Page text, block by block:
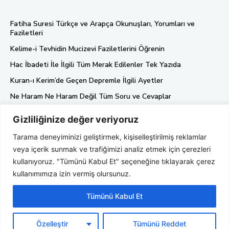
Gizliliğinize değer veriyoruz
Tarama deneyiminizi geliştirmek, kişiselleştirilmiş reklamlar
veya içerik sunmak ve trafiğimizi analiz etmek için çerezleri
kullanıyoruz. "Tümünü Kabul Et" seçeneğine tıklayarak çerez
kullanımımıza izin vermiş olursunuz.
Özelleştir Tümünü Reddet
Tümünü Kabul Et
Fatiha Suresi Türkçe ve Arapça Okunuşları, Yorumları ve
Faziletleri
Kelime-i Tevhidin Mucizevi Faziletlerini Öğrenin
Hac İbadeti İle İlgili Tüm Merak Edilenler Tek Yazıda
Kuran-ı Kerim’de Geçen Depremle İlgili Ayetler
Ne Haram Ne Haram Değil Tüm Soru ve Cevaplar
Gizlilik Politikası
Hakkımızda